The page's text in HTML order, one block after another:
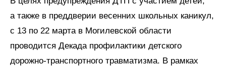
а также в преддверии весенних школьных каникул,
с 13 по 22 марта в Могилевской области
проводится Декада профилактики детского
дорожно-транспортного травматизма. В рамках